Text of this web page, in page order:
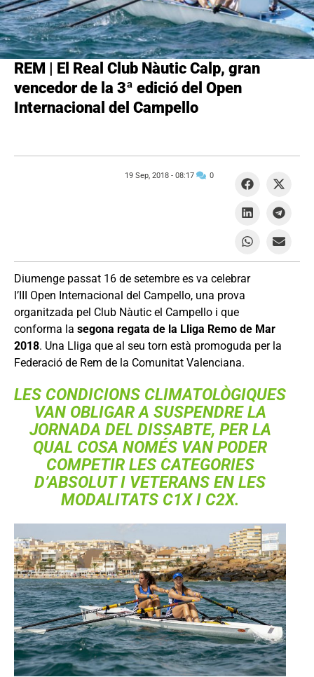
REM | El Real Club Nàutic Calp, gran
vencedor de la 3ª edició del Open
Internacional del Campello
Diumenge passat 16 de setembre es va celebrar
l’III Open Internacional del Campello, una prova
organitzada pel Club Nàutic el Campello i que
conforma la segona regata de la Lliga Remo de Mar
2018. Una Lliga que al seu torn està promoguda per la
Federació de Rem de la Comunitat Valenciana.
LES CONDICIONS CLIMATOLÒGIQUES
VAN OBLIGAR A SUSPENDRE LA
JORNADA DEL DISSABTE, PER LA
QUAL COSA NOMÉS VAN PODER
COMPETIR LES CATEGORIES
D’ABSOLUT I VETERANS EN LES
MODALITATS C1X I C2X.
19 Sep, 2018 - 08:17 0